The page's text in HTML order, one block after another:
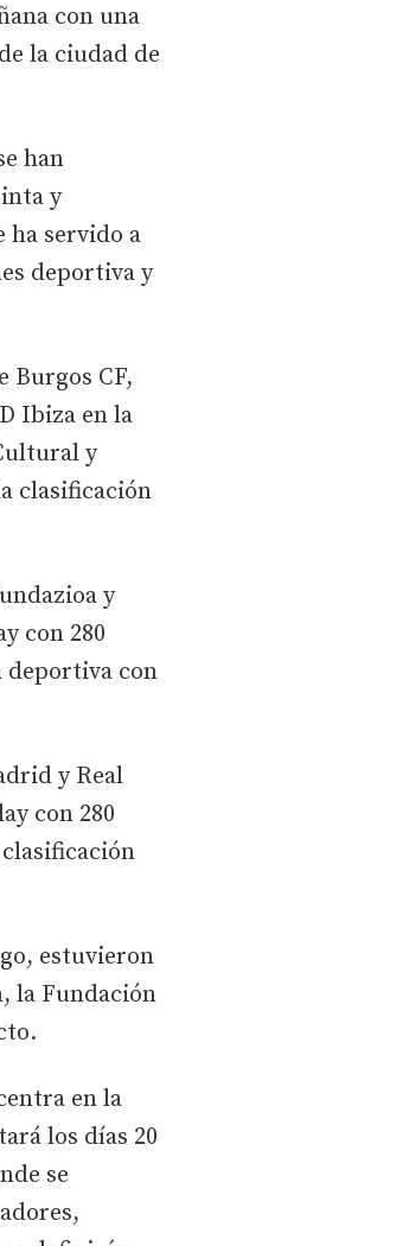
con una
la ciudad de
han
y
ha servido a
deportiva y
Burgos CF,
Ibiza en la
y
clasificación
y
con 280
deportiva con
y Real
con 280
estuvieron
la Fundación
en la
los días 20
se